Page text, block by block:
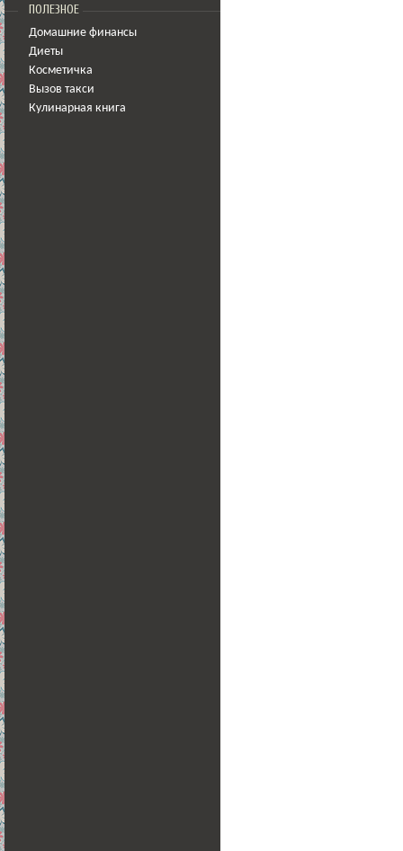
ПОЛЕЗНОЕ
Домашние финансы
Диеты
Косметичка
Вызов такси
Кулинарная книга